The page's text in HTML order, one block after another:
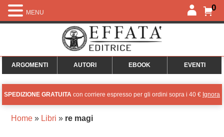
0
ARGOMENTI AUTORI EBOOK EVENTI
SPEDIZIONE GRATUITA con corriere espresso per gli ordini sopra i 40 € Ignora
Home» Libri » re magi
MENU